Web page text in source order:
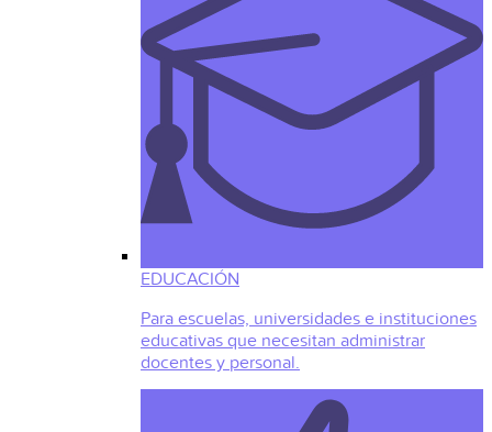
EDUCACIÓN
Para escuelas, universidades e instituciones
educativas que necesitan administrar
docentes y personal.